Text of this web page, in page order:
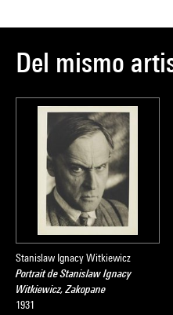
Del mismo
Stanislaw Ignacy Witkiewicz
Portrait de Stanislaw Ignacy
Witkiewicz, Zakopane
1931